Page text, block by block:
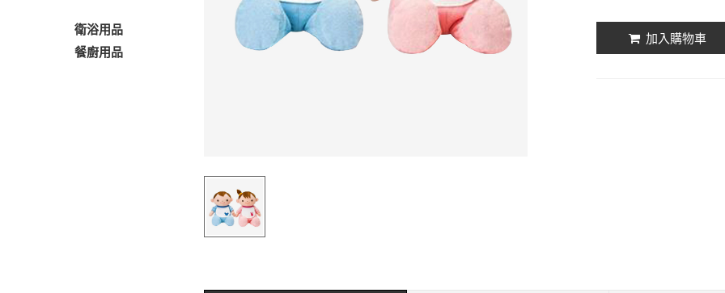
衛浴用品
餐廚用品
加入購物車